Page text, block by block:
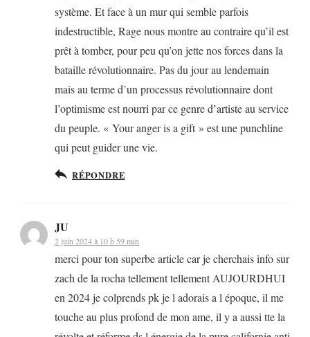
système. Et face à un mur qui semble parfois
indestructible, Rage nous montre au contraire qu’il est
prêt à tomber, pour peu qu’on jette nos forces dans la
bataille révolutionnaire. Pas du jour au lendemain
mais au terme d’un processus révolutionnaire dont
l’optimisme est nourri par ce genre d’artiste au service
du peuple. « Your anger is a gift » est une punchline
qui peut guider une vie.
RÉPONDRE
JU
2 juin 2024 à 10 h 59 min
merci pour ton superbe article car je cherchais info sur
zach de la rocha tellement tellement AUJOURDHUI
en 2024 je colprends pk je l adorais a l époque, il me
touche au plus profond de mon ame, il y a aussi tte la